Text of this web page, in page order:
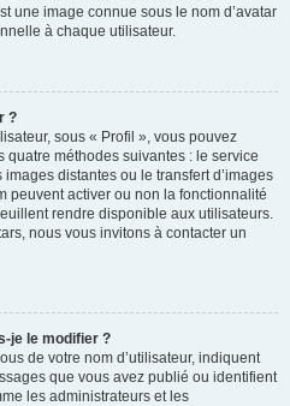
une image connue sous le nom d’avatar
à chaque utilisateur.
?
sous « Profil », vous pouvez
méthodes suivantes : le service
distantes ou le transfert d’images
peuvent activer ou non la fonctionnalité
rendre disponible aux utilisateurs.
nous vous invitons à contacter un
je le modifier ?
de votre nom d’utilisateur, indiquent
que vous avez publié ou identifient
les administrateurs et les